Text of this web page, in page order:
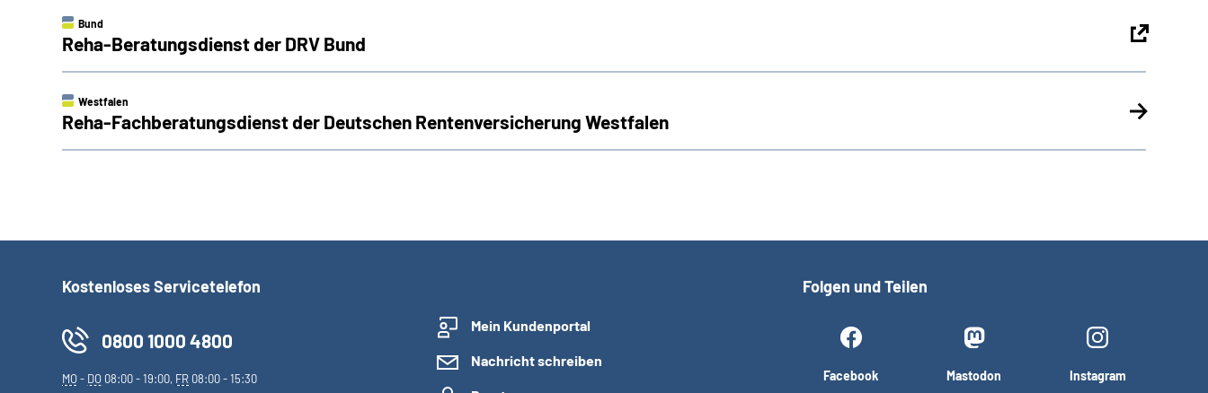
Bund
Reha-Beratungsdienst der DRV Bund
Westfalen
Reha-Fachberatungsdienst der Deutschen Rentenversicherung Westfalen
Kostenloses Servicetelefon
0800 1000 4800
MO- DO 08:00 - 19:00, FR 08:00 - 15:30
Mein Kundenportal
Nachricht schreiben
Folgen und Teilen
Facebook Mastodon Instagram